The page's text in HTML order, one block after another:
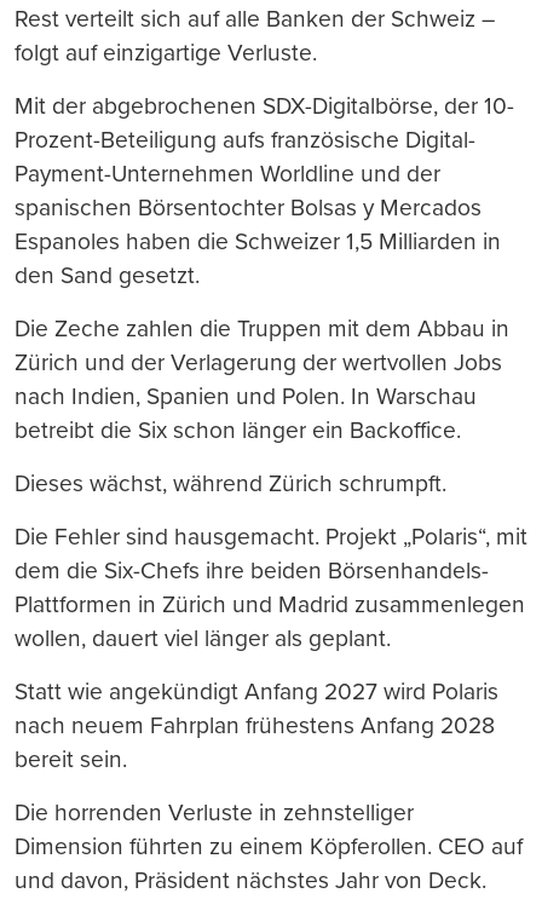
Rest verteilt sich auf alle Banken der Schweiz –
folgt auf einzigartige Verluste.
Mit der abgebrochenen SDX-Digitalbörse, der 10-
Prozent-Beteiligung aufs französische Digital-
Payment-Unternehmen Worldline und der
spanischen Börsentochter Bolsas y Mercados
Espanoles haben die Schweizer 1,5 Milliarden in
den Sand gesetzt.
Die Zeche zahlen die Truppen mit dem Abbau in
Zürich und der Verlagerung der wertvollen Jobs
nach Indien, Spanien und Polen. In Warschau
betreibt die Six schon länger ein Backoffice.
Dieses wächst, während Zürich schrumpft.
Die Fehler sind hausgemacht. Projekt „Polaris“, mit
dem die Six-Chefs ihre beiden Börsenhandels-
Plattformen in Zürich und Madrid zusammenlegen
wollen, dauert viel länger als geplant.
Statt wie angekündigt Anfang 2027 wird Polaris
nach neuem Fahrplan frühestens Anfang 2028
bereit sein.
Die horrenden Verluste in zehnstelliger
Dimension führten zu einem Köpferollen. CEO auf
und davon, Präsident nächstes Jahr von Deck.